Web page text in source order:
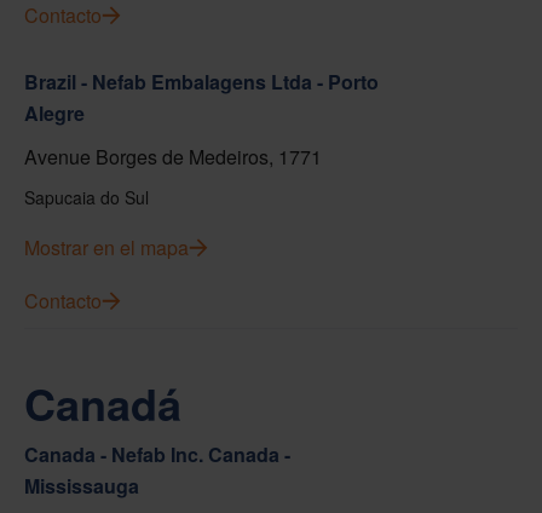
Contacto
Brazil - Nefab Embalagens Ltda - Porto
Alegre
Avenue Borges de Medeiros, 1771
Sapucaia do Sul
Mostrar en el mapa
Contacto
Canadá
Canada - Nefab Inc. Canada -
Mississauga